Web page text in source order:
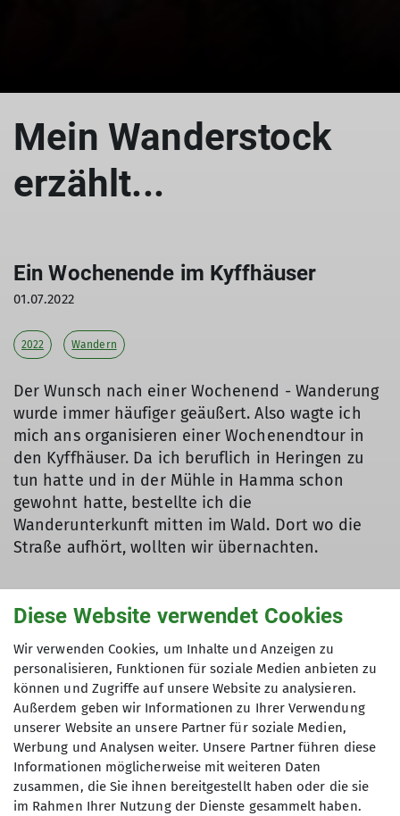
Mein Wanderstock
erzählt...
Ein Wochenende im Kyffhäuser
01.07.2022
2022 Wandern
Der Wunsch nach einer Wochenend - Wanderung
wurde immer häufiger geäußert. Also wagte ich
mich ans organisieren einer Wochenendtour in
den Kyffhäuser. Da ich beruflich in Heringen zu
tun hatte und in der Mühle in Hamma schon
gewohnt hatte, bestellte ich die
Wanderunterkunft mitten im Wald. Dort wo die
Straße aufhört, wollten wir übernachten.
Nach einem schönen Grillabend mit Erzählungen
über Erlebnisse bei Wanderungen begann der
nächste Tag mit den Vorbereitungen zu unserer
Wanderung zum Kaiser Wilhelm Denkmal auf der
Reichsburg Kyffhausen.
Mit den Autos fuhren wir nach Kelbra. Hier
begann unsere Wanderung entlang des
Kyffhäuser Gebirges nach Tilleda. Dort erfolgte
Diese Website verwendet Cookies
Wir verwenden Cookies, um Inhalte und Anzeigen zu
personalisieren, Funktionen für soziale Medien anbieten zu
können und Zugriffe auf unsere Website zu analysieren.
Außerdem geben wir Informationen zu Ihrer Verwendung
unserer Website an unsere Partner für soziale Medien,
Werbung und Analysen weiter. Unsere Partner führen diese
Informationen möglicherweise mit weiteren Daten
zusammen, die Sie ihnen bereitgestellt haben oder die sie
im Rahmen Ihrer Nutzung der Dienste gesammelt haben.